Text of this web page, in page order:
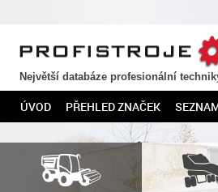
PROFISTROJE.CZ
Největší databáze profesionální
ÚVOD PŘEHLED ZNAČEK